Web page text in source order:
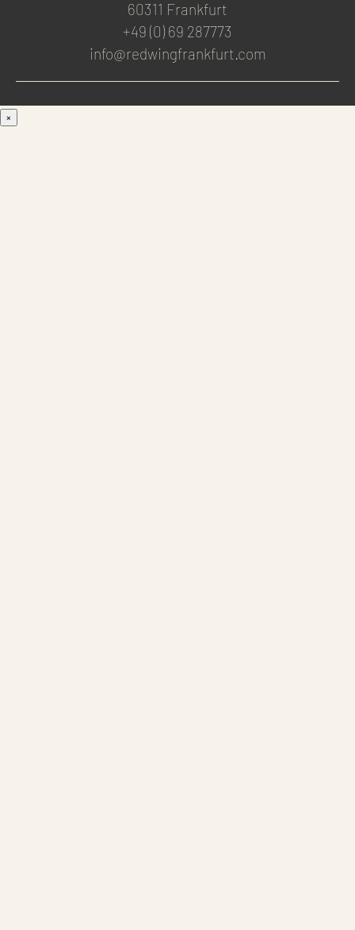
60311 Frankfurt
+49 (0) 69 287773
info@redwingfrankfurt.com
×